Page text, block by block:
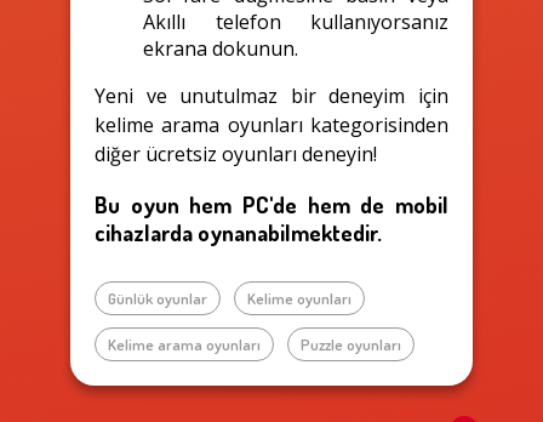
Akıllı telefon kullanıyorsanız
ekrana dokunun.
Yeni ve unutulmaz bir deneyim için
kelime arama oyunları kategorisinden
diğer ücretsiz oyunları deneyin!
Bu oyun hem PC'de hem de mobil
cihazlarda oynanabilmektedir.
Günlük oyunlar Kelime oyunları
Kelime arama oyunları Puzzle oyunları